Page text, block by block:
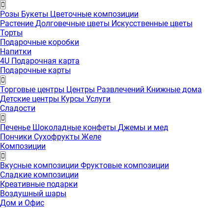
Розы Букеты Цветочные композиции
Растение Долговечные цветы Искусственные цветы
Торты
Подарочные коробки
Напитки
4U Подарочная карта
Подарочные карты
Торговые центры Центры Развлечений Книжные дома
Детские центры Курсы Услуги
Сладости
Печенье Шоколадные конфеты Джемы и мед
Пончики Сухофрукты Желе
Композиции
Вкусные композиции Фруктовые композиции
Сладкие композиции
Креативные подарки
Воздушный шары
Дом и Офис